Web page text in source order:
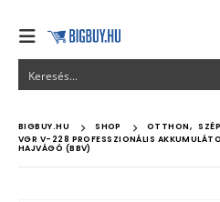
BIGBUY.HU SHOP OTTHON,
VGR V-228 PROFESSZIONÁLIS
HAJVÁGÓ (BBV)